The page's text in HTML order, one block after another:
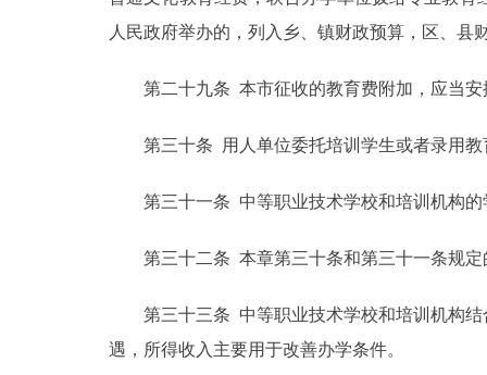
人民政府举办的，列入乡、镇财政预算，区、
第二十九条 本市征收的教育费附加，应当安
第三十条 用人单位委托培训学生或者录用教
第三十一条 中等职业技术学校和培训机构的
第三十二条 本章第三十条和第三十一条规定
第三十三条 中等职业技术学校和培训机构结
遇，所得收入主要用于改善办学条件。